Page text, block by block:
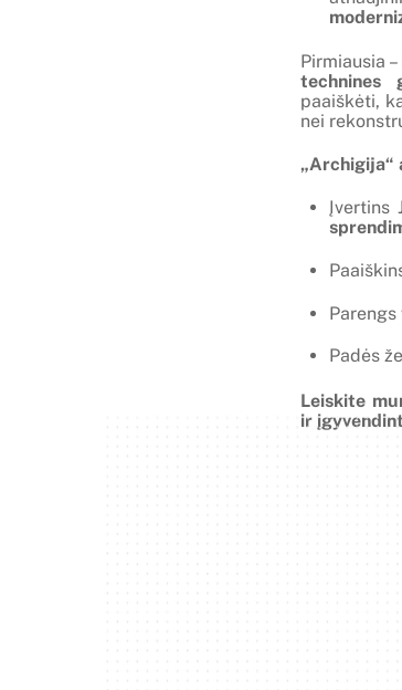
Pirmiausia
technines
paaiškėti,
nei
„Archigija“
Įvertins
Padės
Leiskite
ir